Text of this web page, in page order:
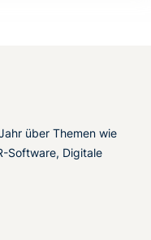
über Themen wie
Software, Digitale